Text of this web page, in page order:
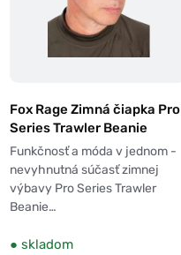
Fox Rage Zimná čiapka Pro
Series Trawler Beanie
Funkčnosť a móda v jednom -
nevyhnutná súčasť zimnej
výbavy Pro Series Trawler
Beanie…
● skladom